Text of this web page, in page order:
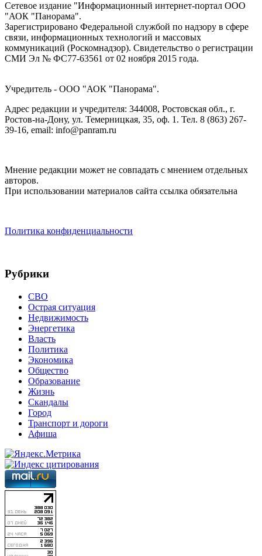
Сетевое издание "Информационный интернет-портал ООО
"АОК "Панорама".
Зарегистрировано Федеральной службой по надзору в сфере
связи, информационных технологий и массовых
коммуникаций (Роскомнадзор). Cвидетельство о регистрации
СМИ Эл № ФС77-63561 от 02 ноября 2015 года.
Учредитель - ООО "АОК "Панорама".
Адрес редакции и учредителя: 344008, Ростовская обл., г.
Ростов-на-Дону, ул. Темерницкая, 35, оф. 1. Тел. 8 (863) 267-
39-16, email: info@panram.ru
Мнение редакции может не совпадать с мнением отдельных
авторов.
При использовании материалов сайта ссылка обязательна
Политика конфиденциальности
Рубрики
СВО
Острая ситуация
Недвижимость
Энергетика
Власть
Политика
Экономика
Общество
Образование
Жизнь
Скандалы
Город
Транспорт и дороги
Афиша